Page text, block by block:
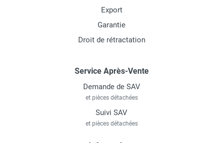
Export
Garantie
Droit de rétractation
Service Après-Vente
Demande de SAV
et pièces détachées
Suivi SAV
et pièces détachées